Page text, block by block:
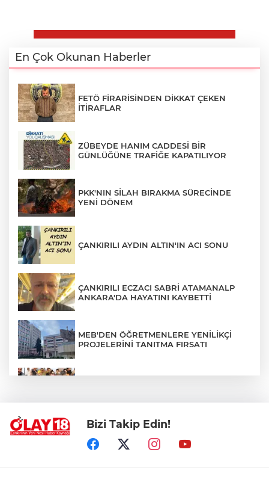
En Çok Okunan Haberler
FETÖ FİRARİSİNDEN DİKKAT ÇEKEN
İTİRAFLAR
ZÜBEYDE HANIM CADDESİ BİR
GÜNLÜĞÜNE TRAFİĞE KAPATILIYOR
PKK'NIN SİLAH BIRAKMA SÜRECİNDE
YENİ DÖNEM
ÇANKIRILI AYDIN ALTIN'IN ACI SONU
ÇANKIRILI ECZACI SABRİ ATAMANALP
ANKARA'DA HAYATINI KAYBETTİ
MEB'DEN ÖĞRETMENLERE YENİLİKÇİ
PROJELERİNİ TANITMA FIRSATI
TERÖRSÜZ TÜRKİYE SÜRECİNDE KRİTİK
EŞİK
Bizi Takip Edin!